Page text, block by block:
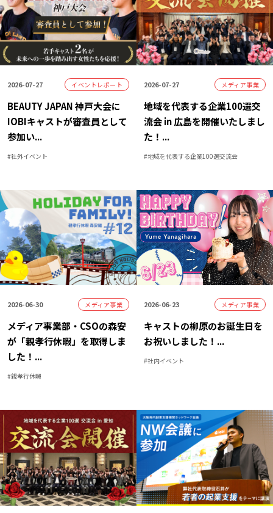
2026-07-27 イベントレポート
BEAUTY JAPAN 神戸大会に
IOBIキャストが審査員として
参加い...
#社外イベント
2026-07-27 メディア事業
地域を代表する企業100選交
流会 in 広島を開催いたしまし
た！ ...
#地域を代表する企業100選交流会
2026-06-30 メディア事業
メディア事業部・CSOの森安
が「親孝行休暇」を取得しま
した！ ...
#親孝行休暇
2026-06-23 メディア事業
キャストの柳原のお誕生日を
お祝いしました！ ...
#社内イベント